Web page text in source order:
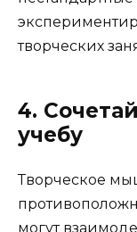
творческих
4.
учебу
Творческое
могут